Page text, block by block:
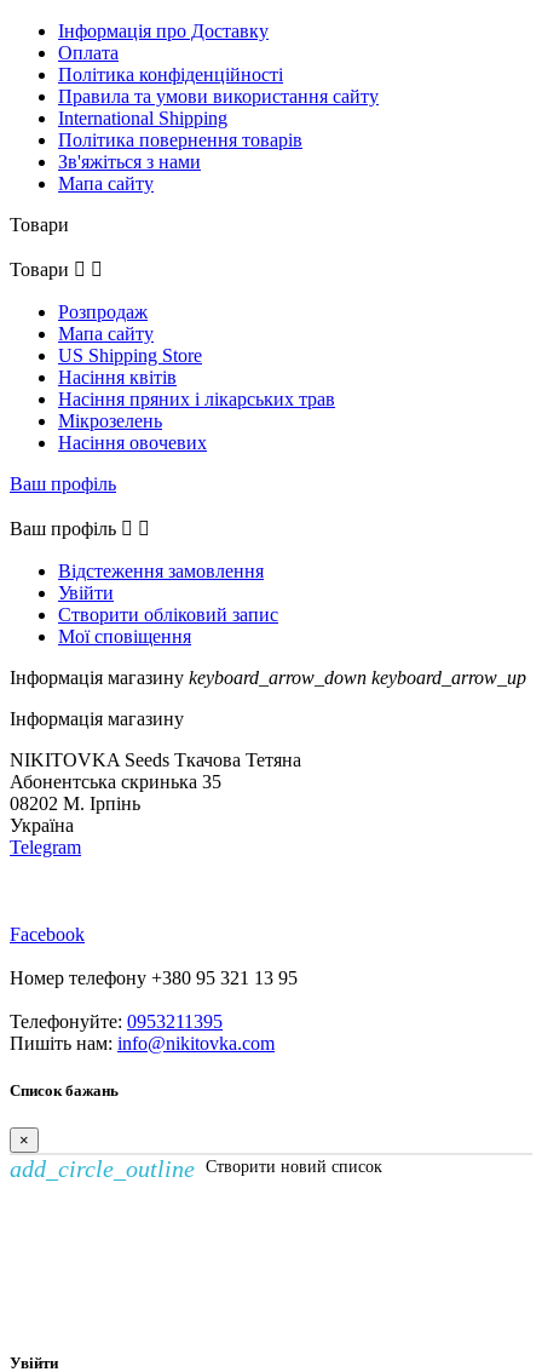
Інформація про Доставку
Оплата
Політика конфіденційності
Правила та умови використання сайту
International Shipping
Політика повернення товарів
Зв'яжіться з нами
Мапа сайту
Товари
Товари  
Розпродаж
Мапа сайту
US Shipping Store
Насіння квітів
Насіння пряних і лікарських трав
Мікрозелень
Насіння овочевих
Ваш профіль
Ваш профіль  
Відстеження замовлення
Увійти
Створити обліковий запис
Мої сповіщення
Інформація магазину keyboard_arrow_down keyboard_arrow_up
Інформація магазину
NIKITOVKA Seeds Ткачова Тетяна
Абонентська скринька 35
08202 М. Ірпінь
Україна
Telegram
Facebook
Номер телефону +380 95 321 13 95
Телефонуйте: 0953211395
Пишіть нам: info@nikitovka.com
Список бажань
×
add_circle_outline Створити новий список
Увійти